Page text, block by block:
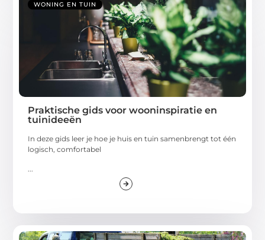
WONING EN TUIN
Praktische gids voor wooninspiratie en
tuinideeën
In deze gids leer je hoe je huis en tuin samenbrengt tot één
logisch, comfortabel